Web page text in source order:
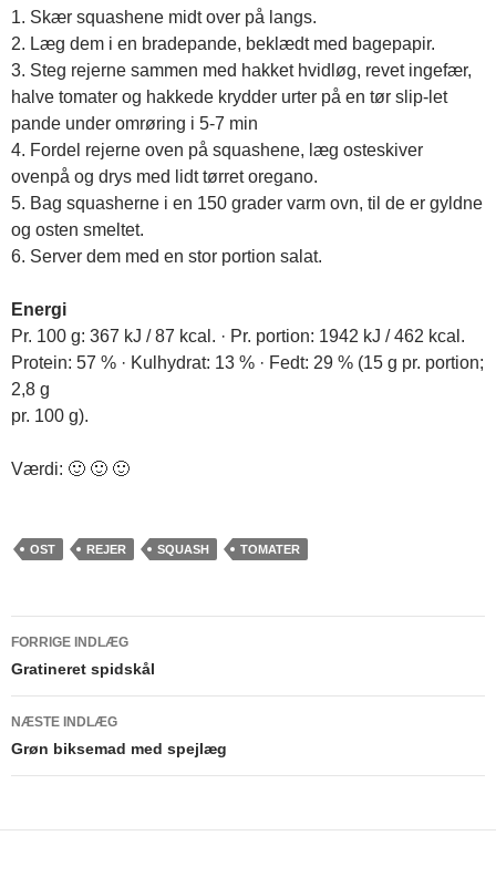
1. Skær squashene midt over på langs.
2. Læg dem i en bradepande, beklædt med bagepapir.
3. Steg rejerne sammen med hakket hvidløg, revet ingefær,
halve tomater og hakkede krydder urter på en tør slip-let
pande under omrøring i 5-7 min
4. Fordel rejerne oven på squashene, læg osteskiver
ovenpå og drys med lidt tørret oregano.
5. Bag squasherne i en 150 grader varm ovn, til de er gyldne
og osten smeltet.
6. Server dem med en stor portion salat.
Energi
Pr. 100 g: 367 kJ / 87 kcal. · Pr. portion: 1942 kJ / 462 kcal.
Protein: 57 % · Kulhydrat: 13 % · Fedt: 29 % (15 g pr. portion;
2,8 g
pr. 100 g).
Værdi: 🙂 🙂 🙂
OST REJER SQUASH TOMATER
Indlægsnavigation
FORRIGE INDLÆG
Gratineret spidskål
NÆSTE INDLÆG
Grøn biksemad med spejlæg